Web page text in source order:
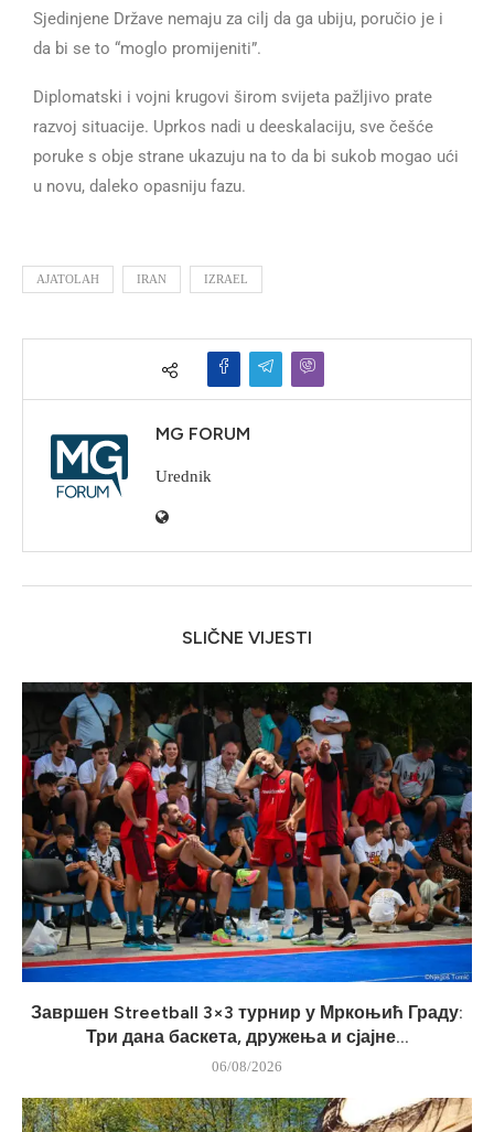
Sjedinjene Države nemaju za cilj da ga ubiju, poručio je i
da bi se to “moglo promijeniti”.
Diplomatski i vojni krugovi širom svijeta pažljivo prate
razvoj situacije. Uprkos nadi u deeskalaciju, sve češće
poruke s obje strane ukazuju na to da bi sukob mogao ući
u novu, daleko opasniju fazu.
AJATOLAH IRAN IZRAEL
MG FORUM
Urednik
SLIČNE VIJESTI
Завршен Streetball 3×3 турнир у Мркоњић Граду:
Три дана баскета, дружења и сјајне...
06/08/2026